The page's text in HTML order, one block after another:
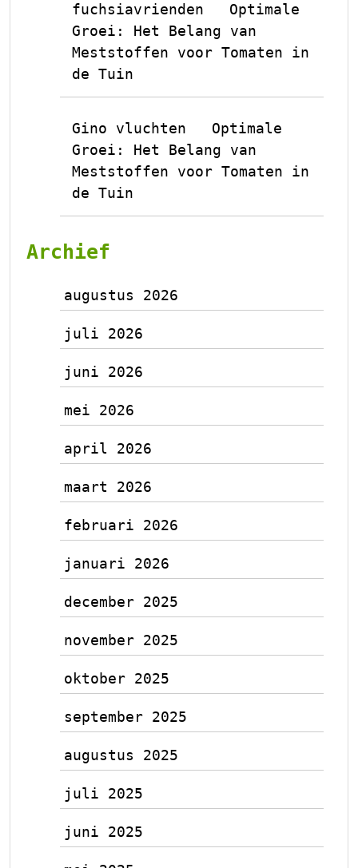
fuchsiavrienden
Optimale
Groei: Het Belang van
Meststoffen voor Tomaten in
de Tuin
Gino vluchten
Optimale
Groei: Het Belang van
Meststoffen voor Tomaten in
de Tuin
Archief
augustus 2026
juli 2026
juni 2026
mei 2026
april 2026
maart 2026
februari 2026
januari 2026
december 2025
november 2025
oktober 2025
september 2025
augustus 2025
juli 2025
juni 2025